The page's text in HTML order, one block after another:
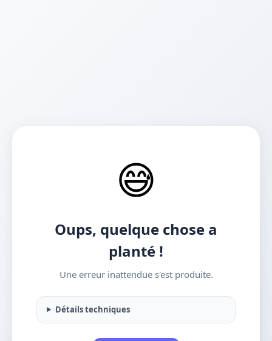
😅
Oups, quelque chose a
planté !
Une erreur inattendue s'est produite.
Détails techniques